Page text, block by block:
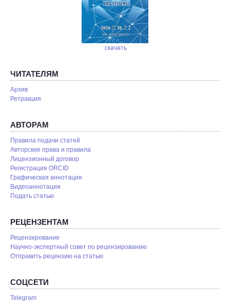
скачать
ЧИТАТЕЛЯМ
Архив
Ретракция
АВТОРАМ
Правила подачи статей
Авторские права и правила
Лицензионный договор
Регистрация ORCID
Графическая аннотация
Видеоаннотация
Подать статью
РЕЦЕНЗЕНТАМ
Рецензирование
Научно-экспертный совет по рецензированию
Отправить рецензию на статью
СОЦСЕТИ
Telegram